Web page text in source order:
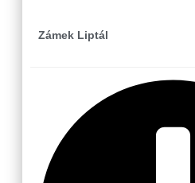
Zámek Liptál